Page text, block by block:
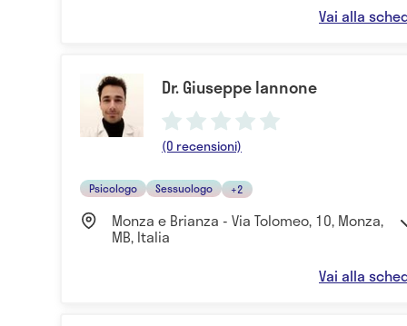
Vai alla
Dr. Giuseppe Iannone
(0 recensioni)
Psicologo Sessuologo +2
Monza e Brianza - Via Tolomeo, 10, Monza,
MB, Italia
Vai alla